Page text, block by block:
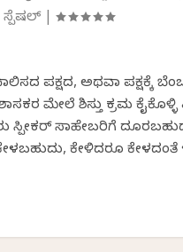
ಸ್ಪೆಷಲ್ |
ಪಕ್ಷದ, ಅಥವಾ ಪಕ್ಷಕ್ಕೆ
ಶಾಸಕರ ಮೇಲೆ ಶಿಸ್ತು ಕ್ರಮ
ಸ್ಪೀಕರ್ ಸಾಹೇಬರಿಗೆ
ಕೇಳಿದರೂ